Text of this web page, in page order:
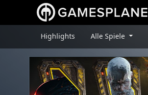
Highlights Alle Spiele